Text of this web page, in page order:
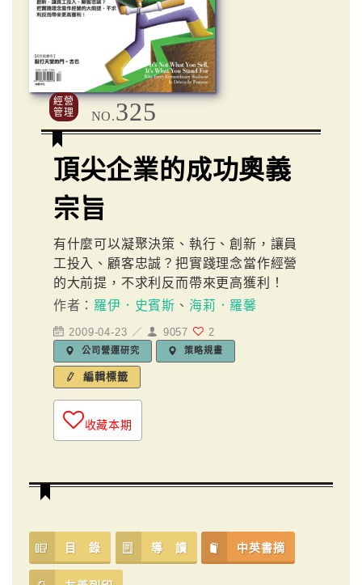
經營
管理
NO.325
頂尖企業的成功奧義
宗旨
有什麼可以凝聚決策、執行、創新，讓員
工投入、顧客忠誠？把實踐理念當作經營
的大前提，不求利反而帶來更高獲利！
作者： 羅伊．史賓斯 、 海莉．羅馨
2009-04-23 ／ 9057 2
公司營運研究 策略規畫
編輯標籤
收藏本期
目 錄 導 讀 中英書摘